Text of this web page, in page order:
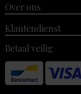
Over ons
Klantendienst
Betaal veilig